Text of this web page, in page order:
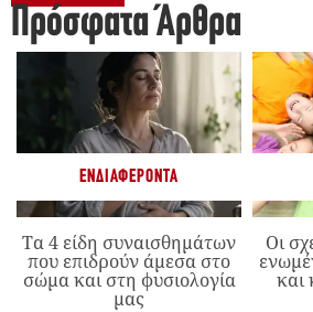
Πρόσφατα Άρθρα
ΕΝΔΙΑΦΈΡΟΝΤΑ
Τα 4 είδη συναισθημάτων
που επιδρούν άμεσα στο
σώμα και στη φυσιολογία
μας
Οι
και